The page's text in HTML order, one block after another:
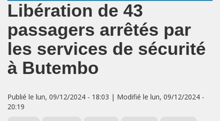
Libération de 43
passagers arrêtés par
les services de sécurité
à Butembo
Publié le lun, 09/12/2024 - 18:03 | Modifié le lun, 09/12/2024 -
20:19